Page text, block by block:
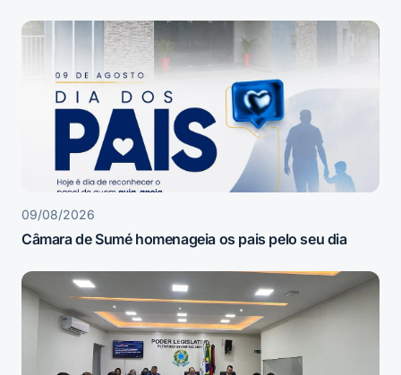
09/08/2026
Câmara de Sumé homenageia os pais pelo seu dia